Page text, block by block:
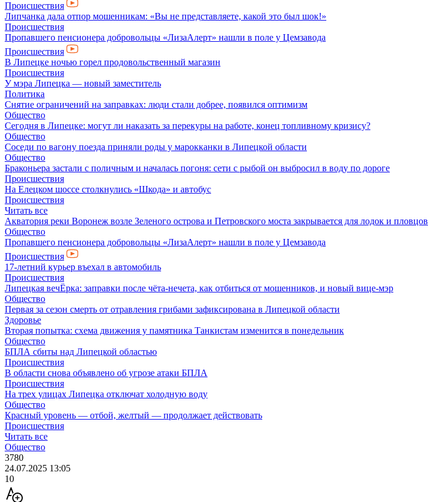
Происшествия
Липчанка дала отпор мошенникам: «Вы не представляете, какой это был шок!»
Происшествия
Пропавшего пенсионера добровольцы «ЛизаАлерт» нашли в поле у Цемзавода
Происшествия
В Липецке ночью горел продовольственный магазин
Происшествия
У мэра Липецка — новый заместитель
Политика
Снятие ограничений на заправках: люди стали добрее, появился оптимизм
Общество
Сегодня в Липецке: могут ли наказать за перекуры на работе, конец топливному кризису?
Общество
Соседи по вагону поезда приняли роды у марокканки в Липецкой области
Общество
Браконьера застали с поличным и началась погоня: сети с рыбой он выбросил в воду по дороге
Происшествия
На Елецком шоссе столкнулись «Шкода» и автобус
Происшествия
Читать все
Акватория реки Воронеж возле Зеленого острова и Петровского моста закрывается для лодок и пловцов
Общество
Пропавшего пенсионера добровольцы «ЛизаАлерт» нашли в поле у Цемзавода
Происшествия
17-летний курьер въехал в автомобиль
Происшествия
Липецкая вечЁрка: заправки после чёта-нечета, как отбиться от мошенников, и новый вице-мэр
Общество
Первая за сезон смерть от отравления грибами зафиксирована в Липецкой области
Здоровье
Вторая попытка: схема движения у памятника Танкистам изменится в понедельник
Общество
БПЛА сбиты над Липецкой областью
Происшествия
В области снова объявлено об угрозе атаки БПЛА
Происшествия
На трех улицах Липецка отключат холодную воду
Общество
Красный уровень — отбой, желтый — продолжает действовать
Происшествия
Читать все
Общество
3780
24.07.2025 13:05
10